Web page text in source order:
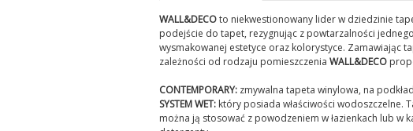
WALL&DECOto niekwestionowany lider w dziedzinie
podejście do tapet, rezygnując z powtarzalności
wysmakowanej estetyce oraz kolorystyce. Zamawiając
zależności od rodzaju pomieszczenia WALL&DECO
CONTEMPORARY:zmywalna tapeta winylowa, na
SYSTEM WET:który posiada właściwości wodoszczelne.
można ją stosować z powodzeniem w łazienkach lub